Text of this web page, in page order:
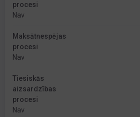
procesi
Nav
Maksātnespējas
procesi
Nav
Tiesiskās
aizsardzības
procesi
Nav